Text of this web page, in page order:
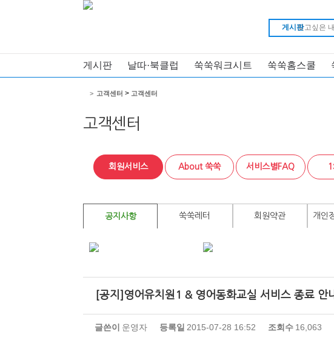
게시판
게시판 날따·북클럽 쑥쑥워크시트 쑥쑥홈스쿨
고객센터
> 고객센터 > 고객센터
회원서비스 About 쑥쑥 서비스별FAQ
공지사항 쑥쑥레터 회원약관 개인
[공지]영어유치원1 & 영어동화교실 서비스 종료 안
글쓴이 운영자 등록일 2015-07-28 16:52 조회수 16,063